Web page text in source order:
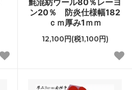
ン20％ 防炎仕様幅182
ｃｍ厚み1ｍｍ
12,100円(税1,100円)